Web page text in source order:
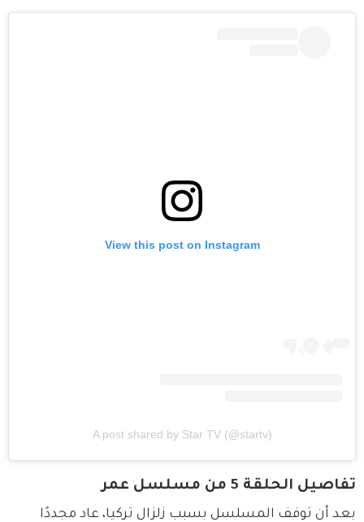
View this post on Instagram
A post shared by Star TV (@startv)
تفاصيل الحلقة 5 من مسلسل عمر
بعد أن توفف المسلسل بسبب زلزال تركيا، عاد مجددًا